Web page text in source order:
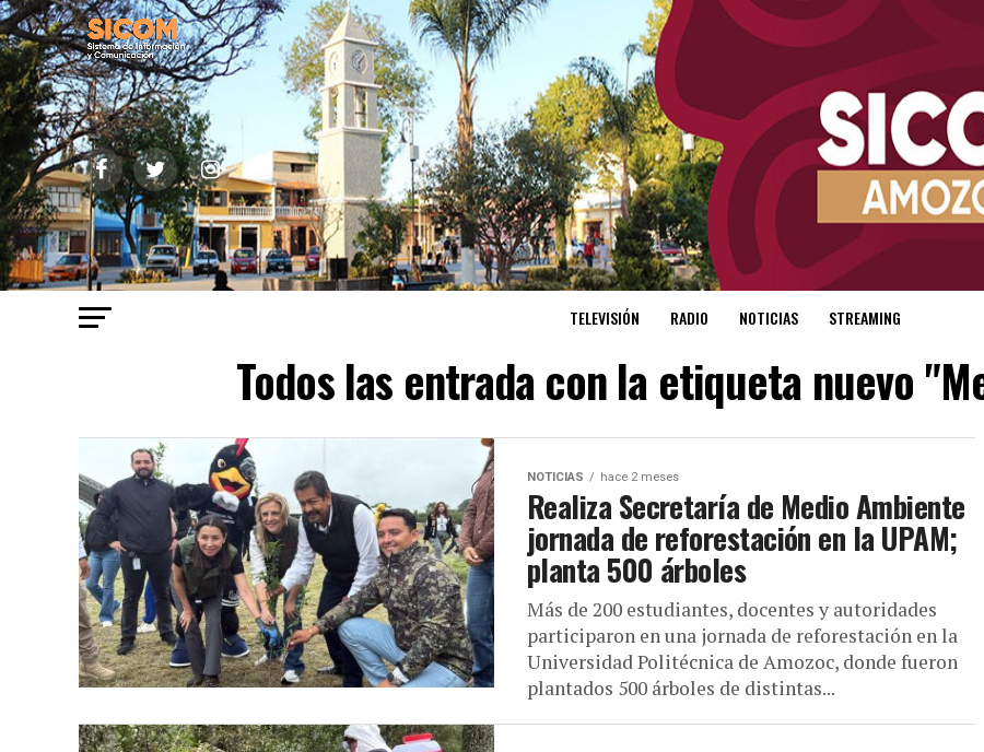
TELEVISIÓN RADIO NOTICIAS STREAMING
Todos las entrada con la etiqueta nuevo
NOTICIAS hace 2 meses
Realiza Secretaría de Medio Ambiente
jornada de reforestación en la UPAM;
planta 500 árboles
Más de 200 estudiantes, docentes y autoridades
participaron en una jornada de reforestación en la
Universidad Politécnica de Amozoc, donde fueron
plantados 500 árboles de distintas...